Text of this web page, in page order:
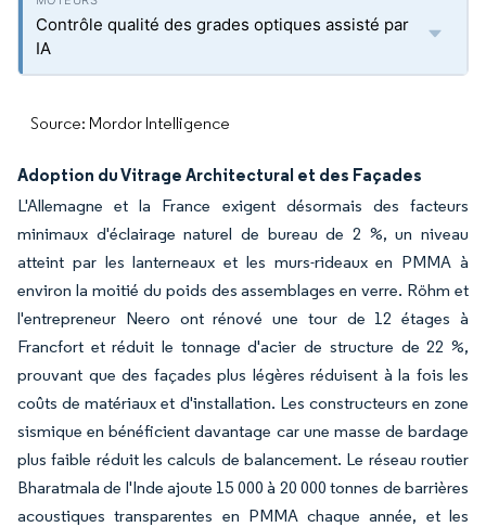
Contrôle qualité des grades optiques assisté par
IA
Source: Mordor Intelligence
Adoption du Vitrage Architectural et des Façades
L'Allemagne et la France exigent désormais des facteurs
minimaux d'éclairage naturel de bureau de 2 %, un niveau
atteint par les lanterneaux et les murs-rideaux en PMMA à
environ la moitié du poids des assemblages en verre. Röhm et
l'entrepreneur Neero ont rénové une tour de 12 étages à
Francfort et réduit le tonnage d'acier de structure de 22 %,
prouvant que des façades plus légères réduisent à la fois les
coûts de matériaux et d'installation. Les constructeurs en zone
sismique en bénéficient davantage car une masse de bardage
plus faible réduit les calculs de balancement. Le réseau routier
Bharatmala de l'Inde ajoute 15 000 à 20 000 tonnes de barrières
acoustiques transparentes en PMMA chaque année, et les